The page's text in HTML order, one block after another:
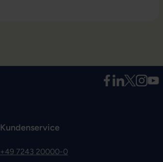
Kundenservice
+49 7243 20000-0